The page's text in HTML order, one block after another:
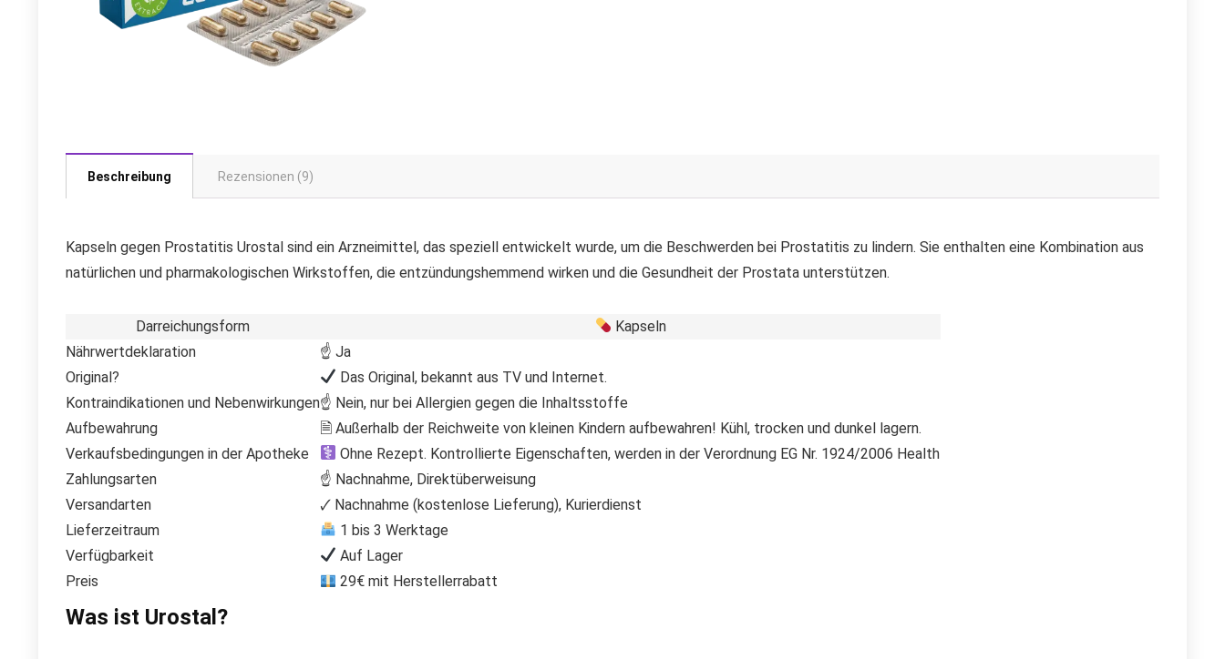
Beschreibung Rezensionen (9)
Kapseln gegen Prostatitis Urostal sind ein Arzneimittel, das speziell entwickelt wurde, um die Beschwerden bei Prostatitis zu lindern. Sie enthalten eine Kombination aus
natürlichen und pharmakologischen Wirkstoffen, die entzündungshemmend wirken und die Gesundheit der Prostata unterstützen.
Darreichungsform
Kapseln
Nährwertdeklaration
☝ Ja
Original?
Das Original, bekannt aus TV und Internet.
Kontraindikationen und Nebenwirkungen☝ Nein, nur bei Allergien gegen die Inhaltsstoffe
Aufbewahrung
🗎 Außerhalb der Reichweite von kleinen Kindern aufbewahren! Kühl, trocken und dunkel lagern.
Verkaufsbedingungen in der Apotheke
Ohne Rezept. Kontrollierte Eigenschaften, werden in der Verordnung EG Nr. 1924/2006 Health
Zahlungsarten
☝ Nachnahme, Direktüberweisung
Versandarten
🗸 Nachnahme (kostenlose Lieferung), Kurierdienst
Lieferzeitraum
1 bis 3 Werktage
Verfügbarkeit
Auf Lager
Preis
29€ mit Herstellerrabatt
Was ist Urostal?